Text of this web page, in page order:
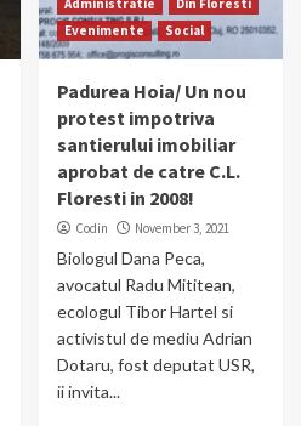
Administratie
Din Floresti
Evenimente
Social
Padurea Hoia/ Un nou
protest impotriva
santierului imobiliar
aprobat de catre C.L.
Floresti in 2008!
Codin November 3, 2021
Biologul Dana Peca,
avocatul Radu Mititean,
ecologul Tibor Hartel si
activistul de mediu Adrian
Dotaru, fost deputat USR,
ii invita...